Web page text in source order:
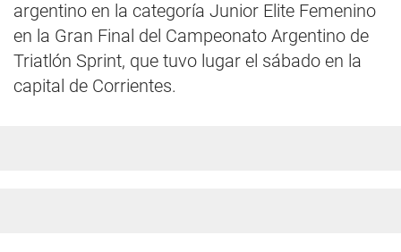
argentino en la categoría Junior Elite Femenino
en la Gran Final del Campeonato Argentino de
Triatlón Sprint, que tuvo lugar el sábado en la
capital de Corrientes.